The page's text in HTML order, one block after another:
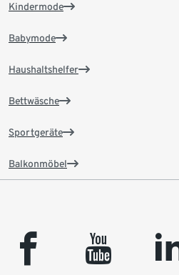
Kindermode
Babymode
Haushaltshelfer
Bettwäsche
Sportgeräte
Balkonmöbel
facebook youtube